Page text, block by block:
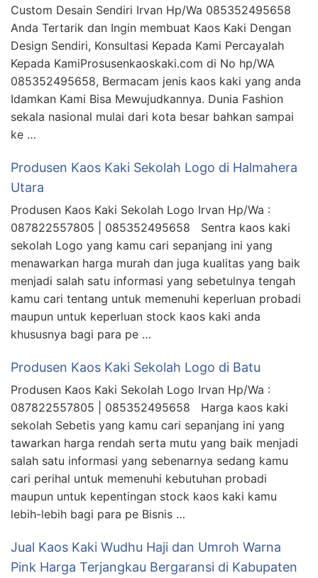
Custom Desain Sendiri Irvan Hp/Wa 085352495658
Anda Tertarik dan Ingin membuat Kaos Kaki Dengan
Design Sendiri, Konsultasi Kepada Kami Percayalah
Kepada KamiProsusenkaoskaki.com di No hp/WA
085352495658, Bermacam jenis kaos kaki yang anda
Idamkan Kami Bisa Mewujudkannya. Dunia Fashion
sekala nasional mulai dari kota besar bahkan sampai
ke …
Produsen Kaos Kaki Sekolah Logo di Halmahera
Utara
Produsen Kaos Kaki Sekolah Logo Irvan Hp/Wa :
087822557805 | 085352495658 Sentra kaos kaki
sekolah Logo yang kamu cari sepanjang ini yang
menawarkan harga murah dan juga kualitas yang baik
menjadi salah satu informasi yang sebetulnya tengah
kamu cari tentang untuk memenuhi keperluan probadi
maupun untuk keperluan stock kaos kaki anda
khususnya bagi para pe …
Produsen Kaos Kaki Sekolah Logo di Batu
Produsen Kaos Kaki Sekolah Logo Irvan Hp/Wa :
087822557805 | 085352495658 Harga kaos kaki
sekolah Sebetis yang kamu cari sepanjang ini yang
tawarkan harga rendah serta mutu yang baik menjadi
salah satu informasi yang sebenarnya sedang kamu
cari perihal untuk memenuhi kebutuhan probadi
maupun untuk kepentingan stock kaos kaki kamu
lebih-lebih bagi para pe Bisnis …
Jual Kaos Kaki Wudhu Haji dan Umroh Warna
Pink Harga Terjangkau Bergaransi di Kabupaten